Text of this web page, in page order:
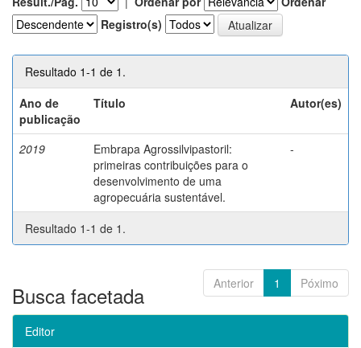
Registro(s)
Resultado 1-1 de 1.
Ano de
publicação
Título Autor(es)
2019
Embrapa Agrossilvipastoril:
primeiras contribuições para o
desenvolvimento de uma
agropecuária sustentável.
-
Resultado 1-1 de 1.
Anterior 1 Póximo
Busca facetada
Editor